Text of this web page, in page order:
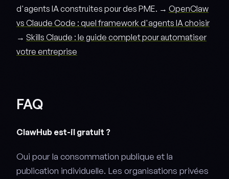
d'agents IA construites pour des PME. → OpenClaw
vs Claude Code : quel framework d'agents IA choisir
→ Skills Claude : le guide complet pour automatiser
votre entreprise
FAQ
ClawHub est-il gratuit ?
Oui pour la consommation publique et la
publication individuelle. Les organisations privées